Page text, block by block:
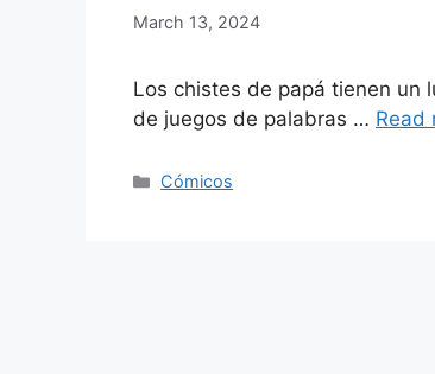
March 13, 2024
Los chistes de papá tienen un
de juegos de palabras … Read
Categories
Cómicos